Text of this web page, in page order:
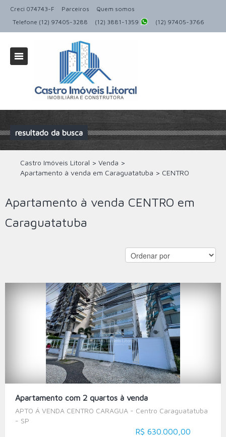
Creci 074743-F Parceiros
Quem somos
Telefone (12) 97405-3288
(12) 3881-1359 (12) 97405-3766
resultado da busca
Castro Imóveis Litoral > Venda >
Apartamento à venda em Caraguatatuba > CENTRO
Apartamento à venda CENTRO em
Caraguatatuba
Apartamento com 2 quartos à venda
APTO Á VENDA CENTRO CARAGUA - Centro Caraguatatuba
- SP
R$ 630.000,00